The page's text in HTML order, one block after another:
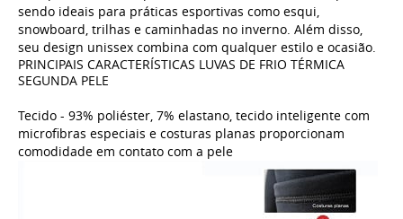
sendo ideais para práticas esportivas como esqui,
snowboard, trilhas e caminhadas no inverno. Além disso,
seu design unissex combina com qualquer estilo e ocasião.
PRINCIPAIS CARACTERÍSTICAS LUVAS DE FRIO TÉRMICA
SEGUNDA PELE
Tecido - 93% poliéster, 7% elastano, tecido inteligente com
microfibras especiais e costuras planas proporcionam
comodidade em contato com a pele